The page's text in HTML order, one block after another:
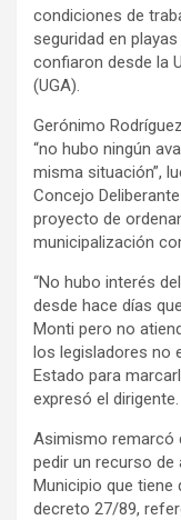
k
condiciones de
seguridad en
confiaron desde la
(UGA).
Gerónimo
“no hubo ningún
misma situación”,
Concejo
proyecto de
municipalización
“No hubo interés
desde hace días
Monti pero no
los legisladores no
Estado para
expresó el dirigente.
Asimismo remarcó
pedir un recurso
Municipio que tiene
decreto 27/89,